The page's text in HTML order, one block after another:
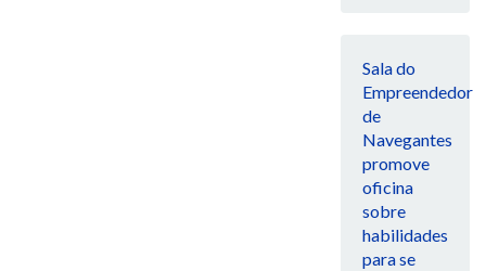
Sala do
Empreendedor
de
Navegantes
promove
oficina
sobre
habilidades
para se